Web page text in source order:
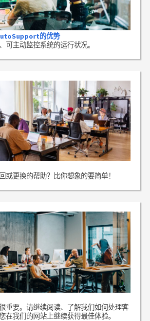
的优势
可主动监控系统的运行状况。
或更换的帮助？比你想象的要简单！
重要。请继续阅读、了解我们如何处理客
在我们的网站上继续获得最佳体验。